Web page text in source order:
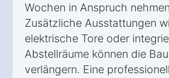
Wochen in Anspruch
Zusätzliche Ausstattungen
elektrische Tore oder
Abstellräume können die
verlängern. Eine